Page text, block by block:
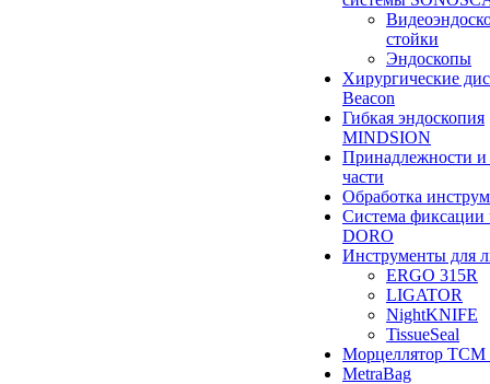
стойки
Эндоскопы
Хирургические
Beacon
Гибкая эндоскопия
MINDSION
Принадлежности и
части
Обработка
Система фиксации
DORO
Инструменты для
ERGO 315R
LIGATOR
NightKNIFE
TissueSeal
Морцеллятор ТСМ
MetraBag